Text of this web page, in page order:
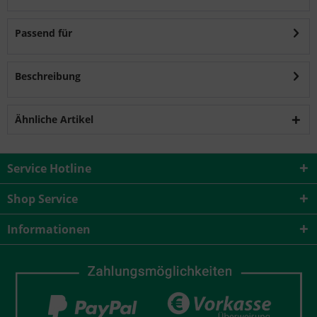
Passend für
Beschreibung
Ähnliche Artikel
Service Hotline
Shop Service
Informationen